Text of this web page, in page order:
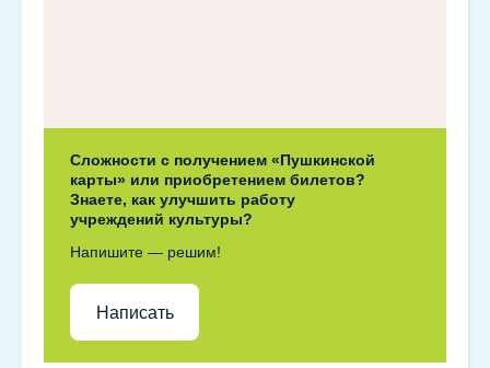
Сложности с получением «Пушкинской
карты» или приобретением билетов?
Знаете, как улучшить работу
учреждений культуры?
Напишите — решим!
Написать